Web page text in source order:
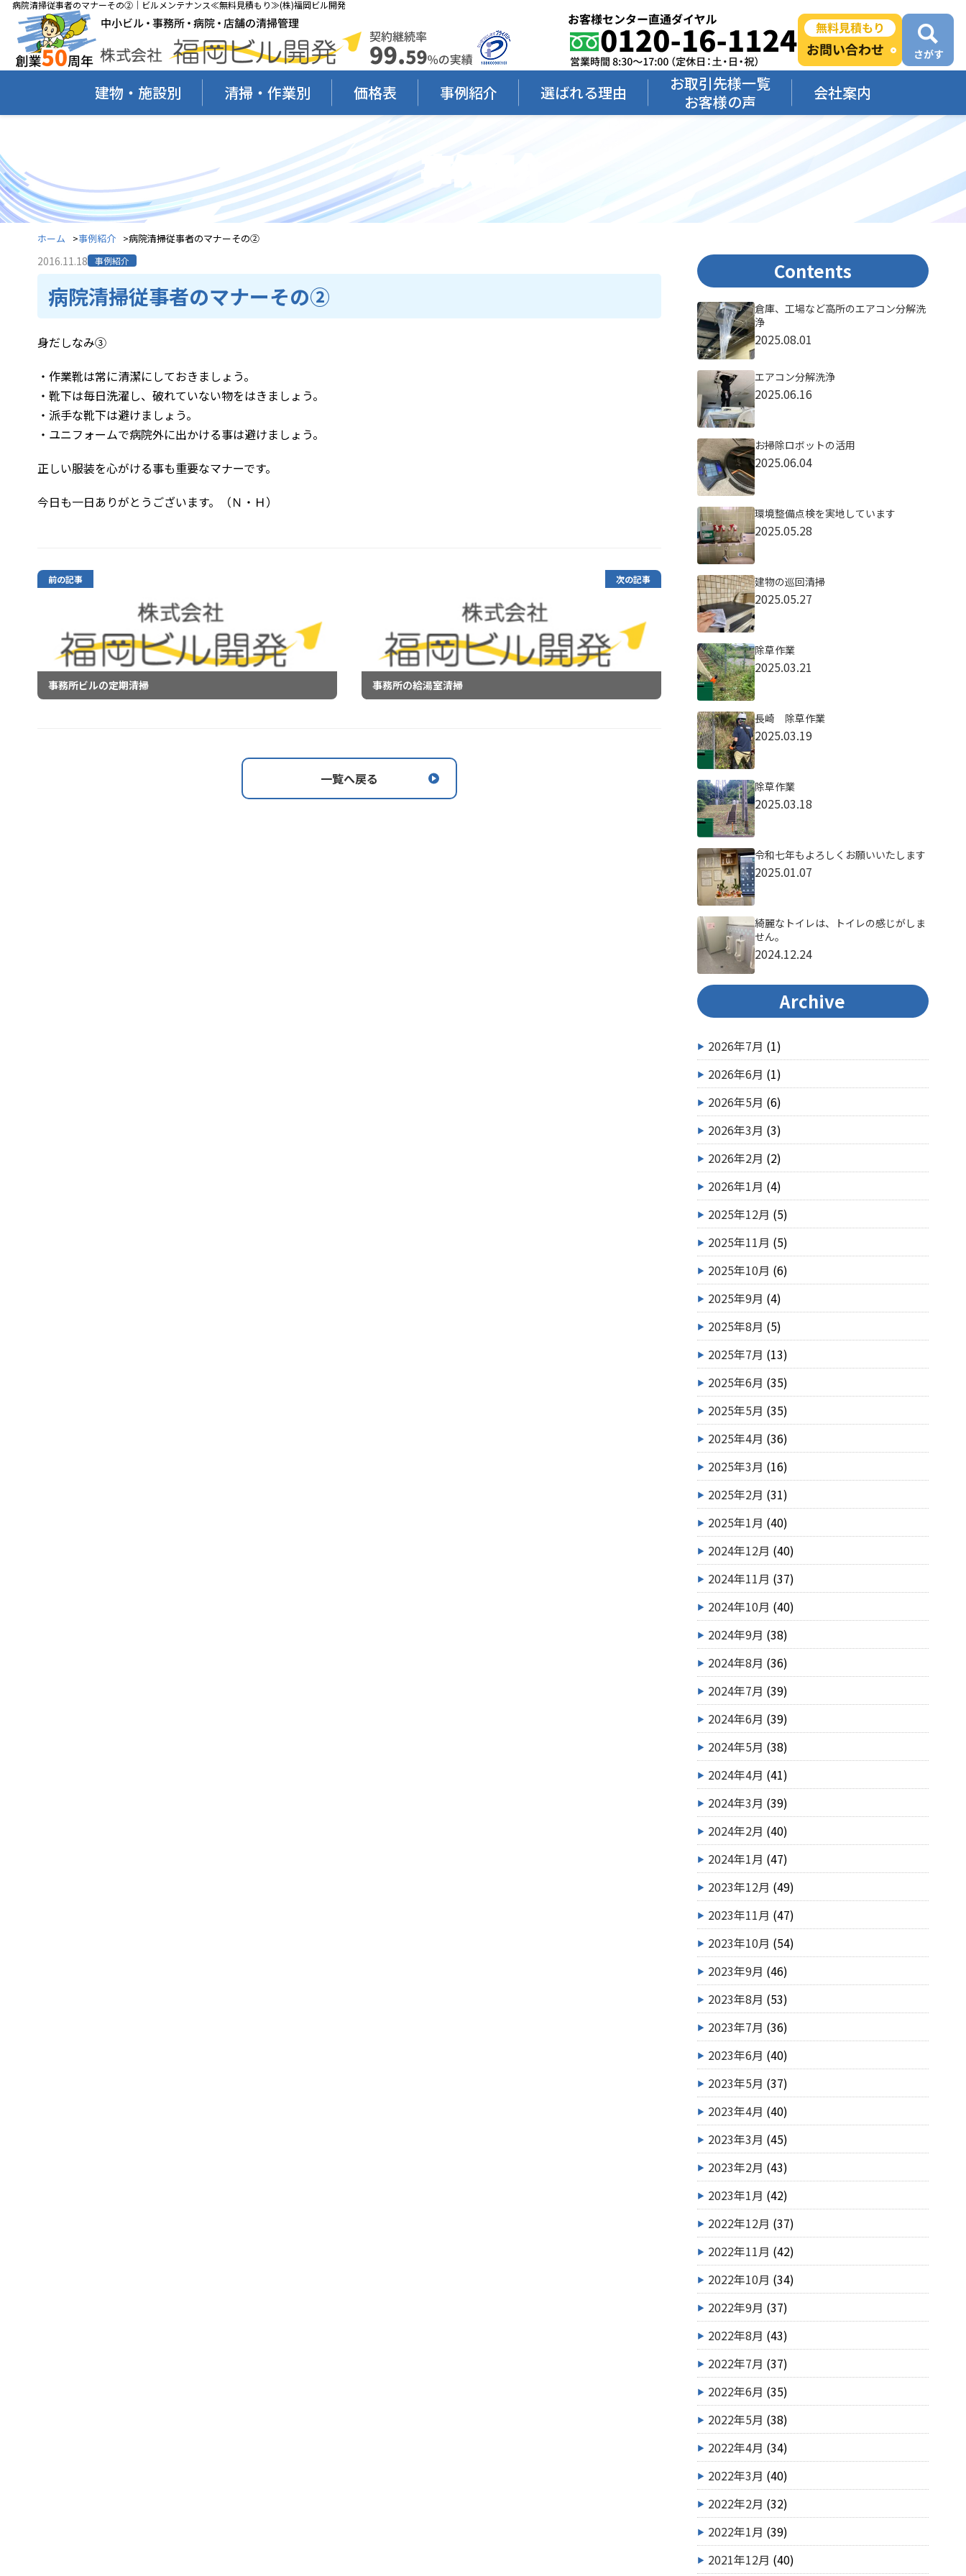
病院清掃従事者のマナーその②｜ビルメンテナンス≪無料見積もり≫(株)福岡ビル開発
建物・施設別 清掃・作業別 価格表 事例紹介 選ばれる理由
お取引先様一覧
お客様の声
会社案内
事例紹介
ホーム 事例紹介 病院清掃従事者のマナーその②
2016.11.18 事例紹介
病院清掃従事者のマナーその②
身だしなみ③
・作業靴は常に清潔にしておきましょう。
・靴下は毎日洗濯し、破れていない物をはきましょう。
・派手な靴下は避けましょう。
・ユニフォームで病院外に出かける事は避けましょう。
正しい服装を心がける事も重要なマナーです。
今日も一日ありがとうございます。（Ｎ・Ｈ）
前の記事
事務所ビルの定期清掃
次の記事
事務所の給湯室清掃
一覧へ戻る
Contents
倉庫、工場など高所のエアコン分解洗
浄
2025.08.01
エアコン分解洗浄
2025.06.16
お掃除ロボットの活用
2025.06.04
環境整備点検を実地しています
2025.05.28
建物の巡回清掃
2025.05.27
除草作業
2025.03.21
長崎 除草作業
2025.03.19
除草作業
2025.03.18
令和七年もよろしくお願いいたします
2025.01.07
綺麗なトイレは、トイレの感じがしま
せん。
2024.12.24
Archive
2026年7月 (1)
2026年6月 (1)
2026年5月 (6)
2026年3月 (3)
2026年2月 (2)
2026年1月 (4)
2025年12月 (5)
2025年11月 (5)
2025年10月 (6)
2025年9月 (4)
2025年8月 (5)
2025年7月 (13)
2025年6月 (35)
2025年5月 (35)
2025年4月 (36)
2025年3月 (16)
2025年2月 (31)
2025年1月 (40)
2024年12月 (40)
2024年11月 (37)
2024年10月 (40)
2024年9月 (38)
2024年8月 (36)
2024年7月 (39)
2024年6月 (39)
2024年5月 (38)
2024年4月 (41)
2024年3月 (39)
2024年2月 (40)
2024年1月 (47)
2023年12月 (49)
2023年11月 (47)
2023年10月 (54)
2023年9月 (46)
2023年8月 (53)
2023年7月 (36)
2023年6月 (40)
2023年5月 (37)
2023年4月 (40)
2023年3月 (45)
2023年2月 (43)
2023年1月 (42)
2022年12月 (37)
2022年11月 (42)
2022年10月 (34)
2022年9月 (37)
2022年8月 (43)
2022年7月 (37)
2022年6月 (35)
2022年5月 (38)
2022年4月 (34)
2022年3月 (40)
2022年2月 (32)
2022年1月 (39)
2021年12月 (40)